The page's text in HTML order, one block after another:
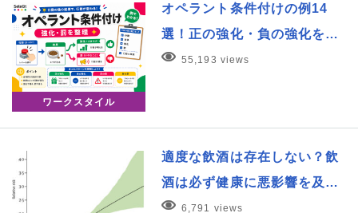
ワークスタイル
オペラント条件付けの例14
選！正の強化・負の強化を…
55,193 views
適度な飲酒は存在しない？飲
酒は必ず健康に悪影響を及…
6,791 views